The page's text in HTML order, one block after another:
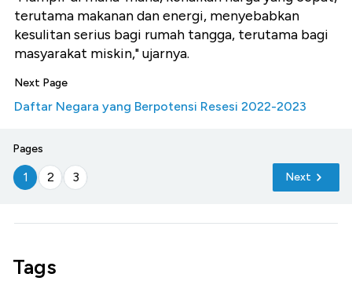
terutama makanan dan energi, menyebabkan
kesulitan serius bagi rumah tangga, terutama bagi
masyarakat miskin," ujarnya.
Next Page
Daftar Negara yang Berpotensi Resesi 2022-2023
Pages
1 2 3 Next
Tags